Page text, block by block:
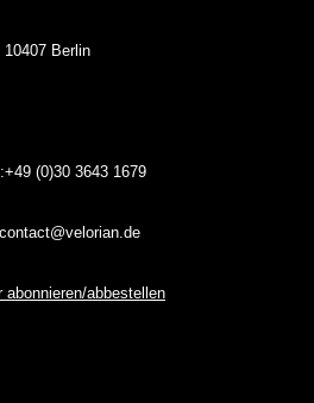
10407 Berlin
(0)3036431679
abonnieren/abbestellen